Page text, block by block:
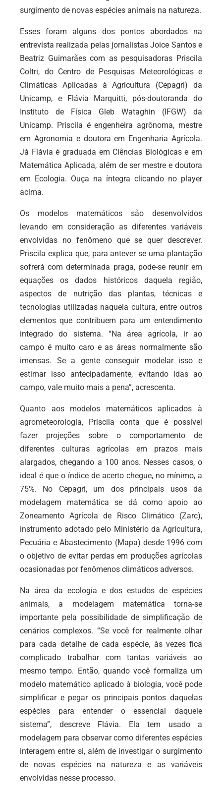
surgimento de novas espécies animais na natureza.
Esses foram alguns dos pontos abordados na
entrevista realizada pelas jornalistas Joice Santos e
Beatriz Guimarães com as pesquisadoras Priscila
Coltri, do Centro de Pesquisas Meteorológicas e
Climáticas Aplicadas à Agricultura (Cepagri) da
Unicamp, e Flávia Marquitti, pós-doutoranda do
Instituto de Física Gleb Wataghin (IFGW) da
Unicamp. Priscila é engenheira agrônoma, mestre
em Agronomia e doutora em Engenharia Agrícola.
Já Flávia é graduada em Ciências Biológicas e em
Matemática Aplicada, além de ser mestre e doutora
em Ecologia. Ouça na íntegra clicando no player
acima.
Os modelos matemáticos são desenvolvidos
levando em consideração as diferentes variáveis
envolvidas no fenômeno que se quer descrever.
Priscila explica que, para antever se uma plantação
sofrerá com determinada praga, pode-se reunir em
equações os dados históricos daquela região,
aspectos de nutrição das plantas, técnicas e
tecnologias utilizadas naquela cultura, entre outros
elementos que contribuem para um entendimento
integrado do sistema. “Na área agrícola, ir ao
campo é muito caro e as áreas normalmente são
imensas. Se a gente conseguir modelar isso e
estimar isso antecipadamente, evitando idas ao
campo, vale muito mais a pena”, acrescenta.
Quanto aos modelos matemáticos aplicados à
agrometeorologia, Priscila conta que é possível
fazer projeções sobre o comportamento de
diferentes culturas agrícolas em prazos mais
alargados, chegando a 100 anos. Nesses casos, o
ideal é que o índice de acerto chegue, no mínimo, a
75%. No Cepagri, um dos principais usos da
modelagem matemática se dá como apoio ao
Zoneamento Agrícola de Risco Climático (Zarc),
instrumento adotado pelo Ministério da Agricultura,
Pecuária e Abastecimento (Mapa) desde 1996 com
o objetivo de evitar perdas em produções agrícolas
ocasionadas por fenômenos climáticos adversos.
Na área da ecologia e dos estudos de espécies
animais, a modelagem matemática torna-se
importante pela possibilidade de simplificação de
cenários complexos. “Se você for realmente olhar
para cada detalhe de cada espécie, às vezes fica
complicado trabalhar com tantas variáveis ao
mesmo tempo. Então, quando você formaliza um
modelo matemático aplicado à biologia, você pode
simplificar e pegar os principais pontos daquelas
espécies para entender o essencial daquele
sistema”, descreve Flávia. Ela tem usado a
modelagem para observar como diferentes espécies
interagem entre si, além de investigar o surgimento
de novas espécies na natureza e as variáveis
envolvidas nesse processo.